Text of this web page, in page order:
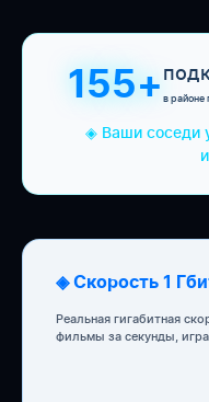
155+ в районе
◈ Ваши соседи
◈ Скорость 1
Реальная гигабитная
фильмы за секунды,